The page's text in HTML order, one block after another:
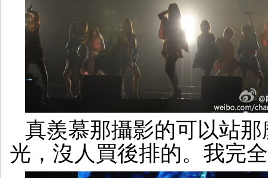
真羨慕那攝影的可以站
光，沒人買後排的。我完